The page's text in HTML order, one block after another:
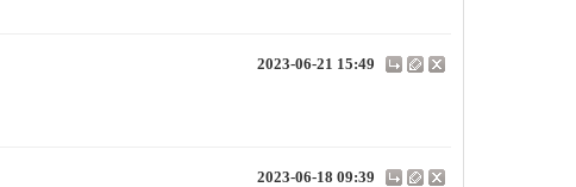
2023-06-21 15:49
2023-06-18 09:39